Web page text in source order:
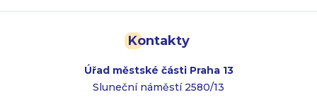
Kontakty
Úřad městské části Praha 13
Sluneční náměstí 2580/13